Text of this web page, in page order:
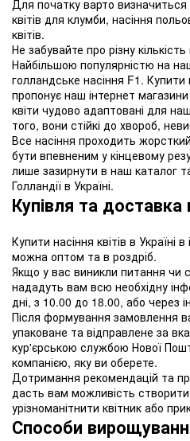
Для початку варто визначиться
квітів для клумби, насіння
квітів.
Не забувайте про різну
Найбільшою популярністю на
голландське насіння F1. Купити
пропонує наш інтернет
квіти чудово адаптовані для
того, вони стійкі до хвороб,
Все насіння проходить
бути впевненим у кінцевому
лише зазирнути в наш каталог та
Голландії в Україні.
Купівля та доставка
Купити насіння квітів в Україні
можна оптом та в роздріб.
Якщо у вас виникли питання чи
нададуть вам всю необхідну
дні, з 10.00 до 18.00, або через
Після формування замовлення
упаковане та відправлене за
кур'єрською службою Нової
компанією, яку ви оберете.
Дотримання рекомендацій та
дасть вам можливість створити
урізноманітнити квітник або
Способи вирощування